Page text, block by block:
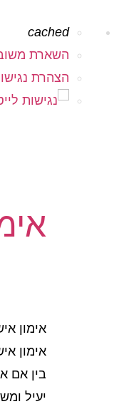
לאפס את כל
cached
השארת
הצהרת
אימון
אימון
בין אם
יעיל